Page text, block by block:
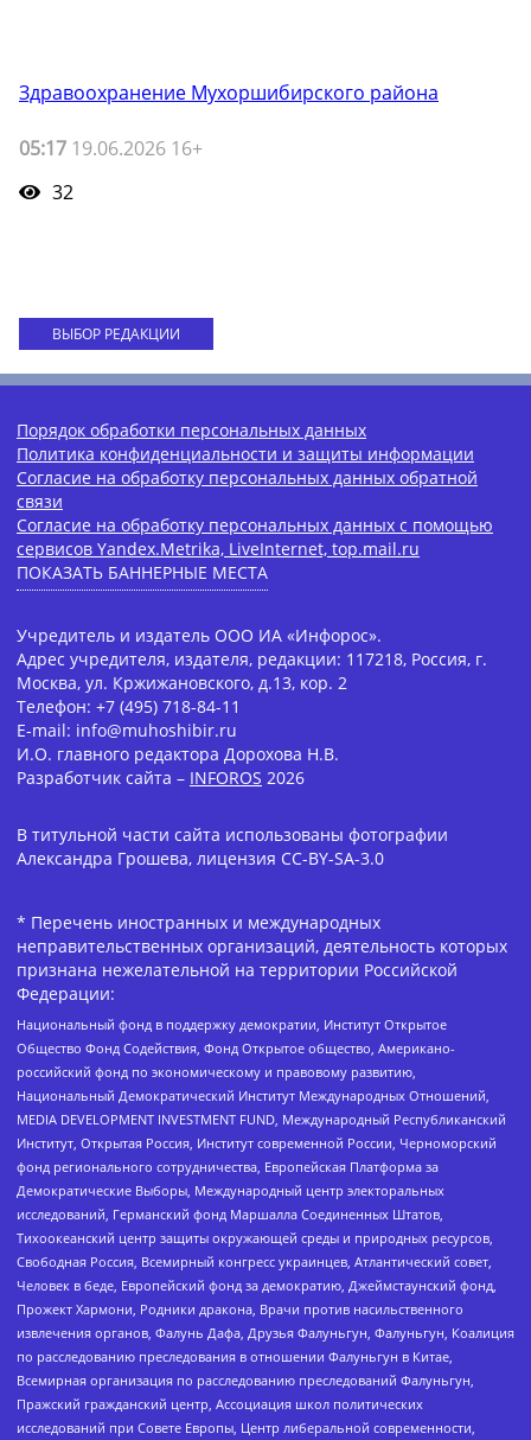
Здравоохранение Мухоршибирского района
05:17 19.06.2026 16+
32
ВЫБОР РЕДАКЦИИ
Порядок обработки персональных данных
Политика конфиденциальности и защиты информации
Согласие на обработку персональных данных обратной
связи
Согласие на обработку персональных данных с помощью
сервисов Yandex.Metrika, LiveInternet, top.mail.ru
ПОКАЗАТЬ БАННЕРНЫЕ МЕСТА
Учредитель и издатель ООО ИА «Инфорос».
Адрес учредителя, издателя, редакции: 117218, Россия, г.
Москва, ул. Кржижановского, д.13, кор. 2
Телефон: +7 (495) 718-84-11
E-mail: info@muhoshibir.ru
И.О. главного редактора Дорохова Н.В.
Разработчик сайта – INFOROS 2026
В титульной части сайта использованы фотографии
Александра Грошева, лицензия CC-BY-SA-3.0
* Перечень иностранных и международных
неправительственных организаций, деятельность которых
признана нежелательной на территории Российской
Федерации:
Национальный фонд в поддержку демократии, Институт Открытое
Общество Фонд Содействия, Фонд Открытое общество, Американо-
российский фонд по экономическому и правовому развитию,
Национальный Демократический Институт Международных Отношений,
MEDIA DEVELOPMENT INVESTMENT FUND, Международный Республиканский
Институт, Открытая Россия, Институт современной России, Черноморский
фонд регионального сотрудничества, Европейская Платформа за
Демократические Выборы, Международный центр электоральных
исследований, Германский фонд Маршалла Соединенных Штатов,
Тихоокеанский центр защиты окружающей среды и природных ресурсов,
Свободная Россия, Всемирный конгресс украинцев, Атлантический совет,
Человек в беде, Европейский фонд за демократию, Джеймстаунский фонд,
Прожект Хармони, Родники дракона, Врачи против насильственного
извлечения органов, Фалунь Дафа, Друзья Фалуньгун, Фалуньгун, Коалиция
по расследованию преследования в отношении Фалуньгун в Китае,
Всемирная организация по расследованию преследований Фалуньгун,
Пражский гражданский центр, Ассоциация школ политических
исследований при Совете Европы, Центр либеральной современности,